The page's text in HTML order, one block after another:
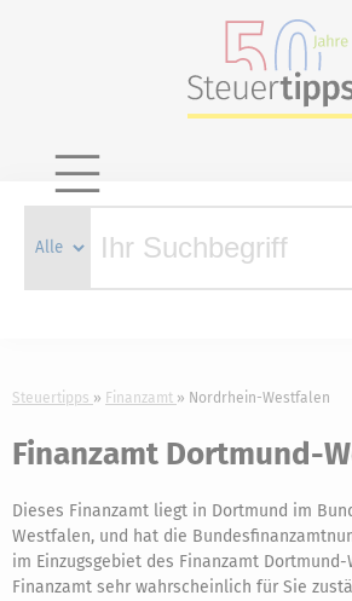
Steuertipps Finanzamt Nordrhein-Westfalen
Finanzamt Dortmund-
Dieses Finanzamt liegt in Dortmund im
Westfalen, und hat die
im Einzugsgebiet des Finanzamt
Finanzamt sehr wahrscheinlich für Sie